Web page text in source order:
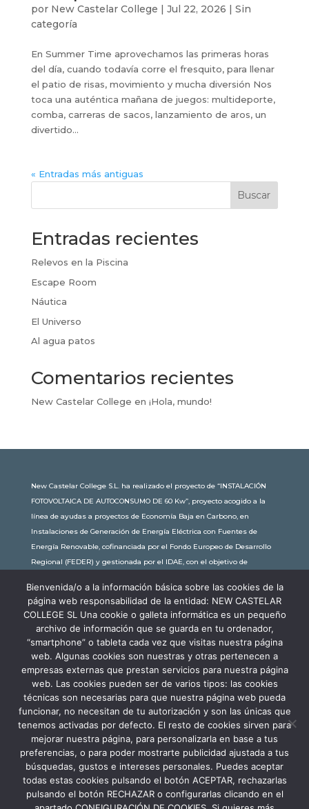
por New Castelar College Jul 22, 2026
Sin
categoría
En Summer Time aprovechamos las primeras horas
del día, cuando todavía corre el fresquito, para llenar
el patio de risas, movimiento y mucha diversión Nos
toca una auténtica mañana de juegos: multideporte,
comba, carreras de sacos, lanzamiento de aros, un
divertido...
« Entradas más antiguas
Buscar
Entradas recientes
Relevos en la Piscina
Escape Room
Náutica
El Universo
Al agua patos
Comentarios recientes
New Castelar College en ¡Hola, mundo!
New Castelar College S.L. ha realizado el proyecto de “INSTALACIÓN
FOTOVOLTAICA DE AUTOCONSUMO DE 60 Kw”, proyecto acogido a la
línea de ayudas a proyectos de Economía Baja en Carbono, en
Instalaciones de Generación de Energía Eléctrica con Fuentes de
Energía Renovable, cofinanciada por el Fondo Europeo de Desarrollo
Regional (FEDER) y gestionada por el IDAE, con el objetivo de
subvención de 30.245,63€. Con una potencia instalada de 60kW, la
comunidad educativa de New Castelar ahorra al planeta 34,79
toneladas de CO2 al año, lo que equivale a recorrer 116.677 km en coche
o plantar 116 árboles al año.
Bienvenida/o a la información básica sobre las cookies de la
página web responsabilidad de la entidad: NEW CASTELAR
COLLEGE SL Una cookie o galleta informática es un pequeño
archivo de información que se guarda en tu ordenador,
“smartphone” o tableta cada vez que visitas nuestra página
web. Algunas cookies son nuestras y otras pertenecen a
empresas externas que prestan servicios para nuestra página
web. Las cookies pueden ser de varios tipos: las cookies
técnicas son necesarias para que nuestra página web pueda
funcionar, no necesitan de tu autorización y son las únicas que
tenemos activadas por defecto. El resto de cookies sirven para
mejorar nuestra página, para personalizarla en base a tus
preferencias, o para poder mostrarte publicidad ajustada a tus
búsquedas, gustos e intereses personales. Puedes aceptar
todas estas cookies pulsando el botón ACEPTAR, rechazarlas
pulsando el botón RECHAZAR o configurarlas clicando en el